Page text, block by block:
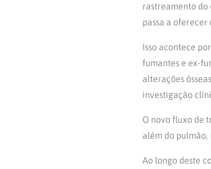
rastreamento do
passa a
Isso acontece
fumantes e ex-
alterações
investigação
O novo fluxo de
além do
Ao longo deste